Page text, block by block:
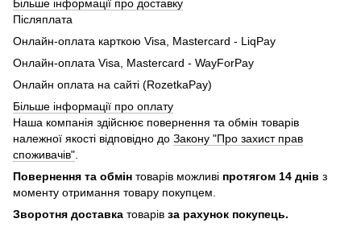
Більше інформації про доставку
Післяплата
Онлайн-оплата карткою Visa, Mastercard - LiqPay
Онлайн-оплата Visa, Mastercard - WayForPay
Онлайн оплата на сайті (RozetkaPay)
Більше інформації про оплату
Наша компанія здійснює повернення та обмін товарів
належної якості відповідно до Закону "Про захист прав
споживачів".
Повернення та обмін товарів можливі протягом 14 днів з
моменту отримання товару покупцем.
Зворотня доставка товарів за рахунок покупець.